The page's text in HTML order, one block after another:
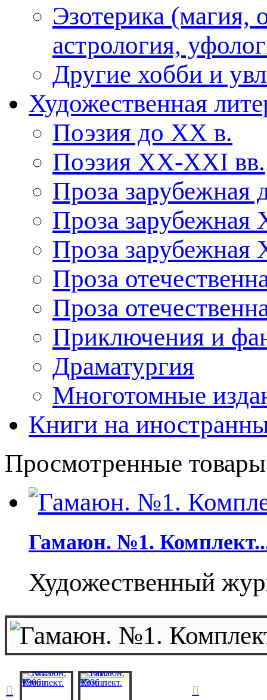
Эзотерика (магия,
астрология,
Другие хобби и
Художественная
Поэзия до XX в.
Поэзия XX-XXI вв.
Проза зарубежная
Проза зарубежная
Проза
Проза
Проза
Приключения и
Драматургия
Многотомные
Книги на
Просмотренные товары
Гамаюн. №1.
Художественный